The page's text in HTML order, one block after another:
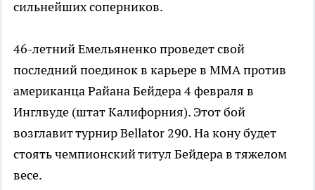
сильнейших соперников.
46-летний Емельяненко проведет свой
последний поединок в карьере в ММА против
американца Райана Бейдера 4 февраля в
Инглвуде (штат Калифорния). Этот бой
возглавит турнир Bellator 290. На кону будет
стоять чемпионский титул Бейдера в тяжелом
весе.